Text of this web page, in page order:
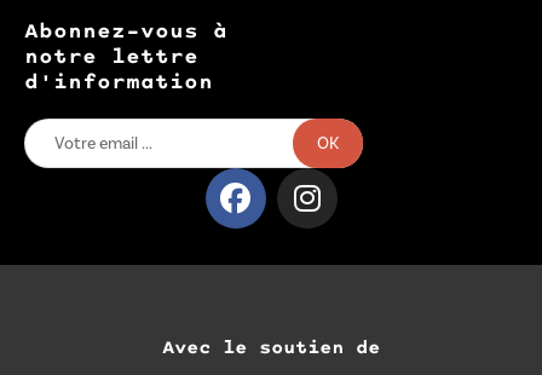
Abonnez-vous à
notre lettre
d'information
OK
Avec le soutien de